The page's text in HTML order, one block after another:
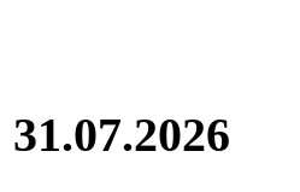
31.07.2026